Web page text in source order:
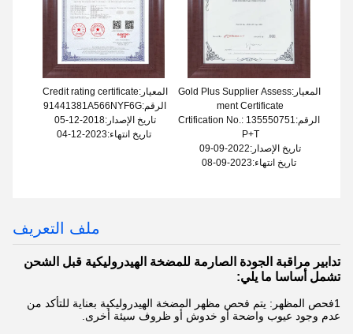
المعيار:Gold Plus Supplier Assess
ment Certificate
الرقم:Crtification No.: 135550751
P+T
تاريخ الإصدار:2022-09-09
تاريخ انتهاء:2023-09-08
المعيار:Credit rating certificate
الرقم:91441381A566NYF6G
تاريخ الإصدار:2018-12-05
تاريخ انتهاء:2023-12-04
ملف التعريف
تدابير مراقبة الجودة الصارمة للمضخة الهيدروليكية قبل الشحن
تشمل أساسا ما يلي:
1فحص المظهر: يتم فحص مظهر المضخة الهيدروليكية بعناية للتأكد من
عدم وجود عيوب واضحة أو خدوش أو ظروف سيئة أخرى.